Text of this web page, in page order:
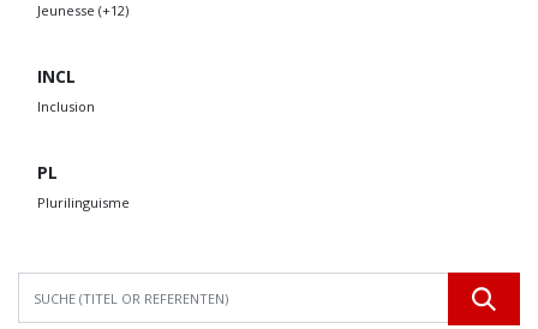
Jeunesse (+12)
INCL
Inclusion
PL
Plurilinguisme